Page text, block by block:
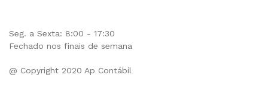
Seg. a Sexta: 8:00 - 17:30
Fechado nos finais de semana
@ Copyright 2020 Ap Contábil